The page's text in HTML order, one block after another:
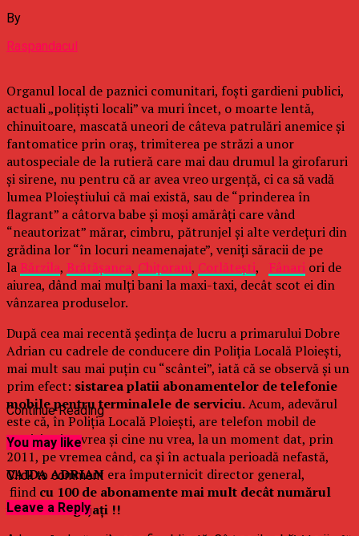
By
Raspandacul
Organul local de paznici comunitari, foști gardieni publici,
actuali „polițiști locali” va muri încet, o moarte lentă,
chinuitoare, mascată uneori de câteva patrulări anemice și
fantomatice prin oraș, trimiterea pe străzi a unor
autospeciale de la rutieră care mai dau drumul la girofaruri
și sirene, nu pentru că ar avea vreo urgență, ci ca să vadă
lumea Ploieștiului că mai există, sau de “prinderea în
flagrant” a câtorva babe și moși amărâți care vând
“neautorizat” mărar, cimbru, pătrunjel și alte verdețuri din
grădina lor “în locuri neamenajate”, veniți săracii de pe
la Bărzila, Brătășanca, Chițorani, Corlătești, Fânari ori de
aiurea, dând mai mulți bani la maxi-taxi, decât scot ei din
vânzarea produselor.
După cea mai recentă ședința de lucru a primarului Dobre
Adrian cu cadrele de conducere din Poliția Locală Ploiești,
mai mult sau mai puțin cu “scântei”, iată că se observă și un
prim efect: sistarea platii abonamentelor de telefonie
mobile pentru terminalele de serviciu.Acum, adevărul
este că, în Poliția Locală Ploiești, are telefon mobil de
serviciu cine vrea și cine nu vrea, la un moment dat, prin
2011, pe vremea când, ca și în actuala perioadă nefastă,
VAIDA ADRIAN era împuternicit director general,
fiind cu 100 de abonamente mai mult decât numărul
total de angajați !!
Continue Reading
You may like
Click to comment
Leave a Reply